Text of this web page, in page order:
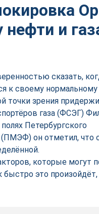
и
сказать,
к своему
точки зрения
газа (ФСЭГ)
полях Петербургского
он отметил, что
которые могут
быстро это